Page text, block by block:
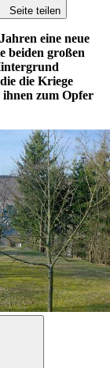
Seite teilen
eine neue
beiden großen
die Kriege
ihnen zum Opfer